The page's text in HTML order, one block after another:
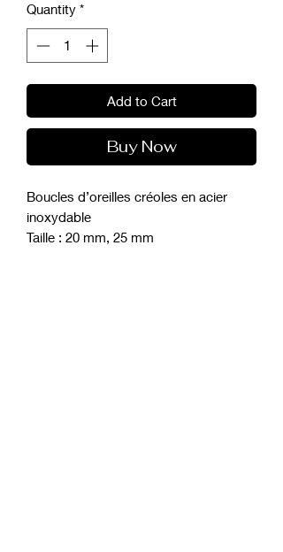
Quantity *
Add to Cart
Buy Now
Boucles d’oreilles créoles en acier
inoxydable
Taille : 20 mm, 25 mm